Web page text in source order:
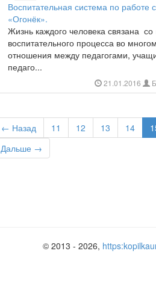
Воспитательная система по работе
«Огонёк».
Жизнь каждого человека связана
воспитательного процесса во
отношения между педагогами,
педаго...
21.01.2016
← Назад 11 12 13 14
Дальше →
© 2013 - 2026,